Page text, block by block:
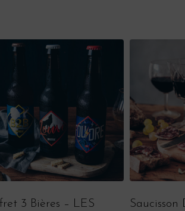
3 Bières – LES
Saucisson